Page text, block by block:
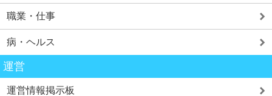
職業・仕事
病・ヘルス
運営
運営情報掲示板